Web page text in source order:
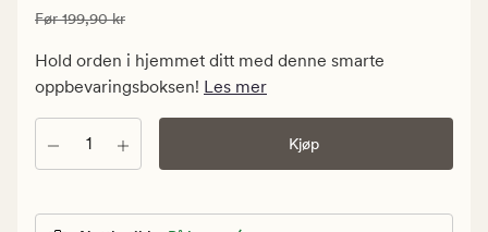
99,95
kr.
Vanlig
Vanlig pris 199,90 kr
Før199,90 kr
Hold orden i hjemmet ditt med denne smarte
oppbevaringsboksen! Les mer
Antall Kjøp